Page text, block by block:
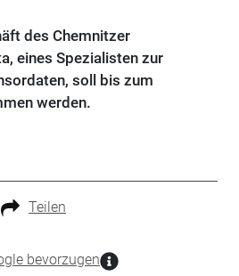
des Chemnitzer
eines Spezialisten zur
soll bis zum
werden.
Teilen
bevorzugen